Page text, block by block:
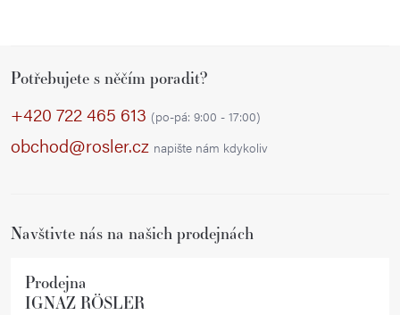
Potřebujete s něčím poradit?
+420 722 465 613 (po-pá: 9:00 - 17:00)
obchod@rosler.cz napište nám kdykoliv
Navštivte nás na našich prodejnách
Prodejna
IGNAZ RÖSLER